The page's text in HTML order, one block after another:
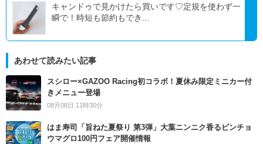
キャンドゥで見かけたら買いです♡定規を使わず一
瞬で！時短も節約もでき...
あわせて読みたい記事
スシロー×GAZOO Racing初コラボ！夏休み限定ミニカー付
きメニュー登場
08月08日 11時30分
はま寿司「旨ねた夏祭り 第3弾」大葉ニンニク香るビンチョ
ウマグロ100円フェア開催情報